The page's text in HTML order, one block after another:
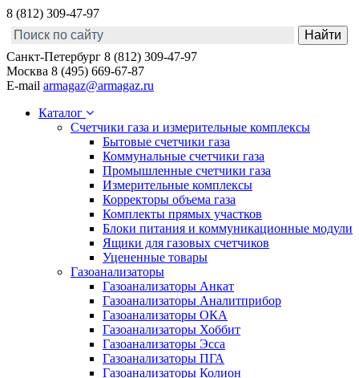
8 (812) 309-47-97
Санкт-Петербург 8 (812) 309-47-97
Москва 8 (495) 669-67-87
E-mail armagaz@armagaz.ru
Каталог
Счетчики газа и измерительные комплексы
Бытовые счетчики газа
Коммунальные счетчики газа
Промышленные счетчики газа
Измерительные комплексы
Корректоры объема газа
Комплекты прямых участков
Блоки питания и коммуникационные модули
Ящики для газовых счетчиков
Уцененные товары
Газоанализаторы
Газоанализаторы Анкат
Газоанализаторы Аналитприбор
Газоанализаторы ОКА
Газоанализаторы Хоббит
Газоанализаторы Эсса
Газоанализаторы ПГА
Газоанализаторы Колион